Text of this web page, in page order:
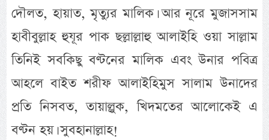
দৌলত, হায়াত, মৃত্যুর মালিক। আর নূরে মুজাসসাম
হাবীবুল্লাহ হুযূর পাক ছল্লাল্লাহু আলাইহি ওয়া সাল্লাম
তিনিই সবকিছু বণ্টনের মালিক এবং উনার পবিত্র
আহলে বাইত শরীফ আলাইহিমুস সালাম উনাদের
প্রতি নিসবত, তায়াল্লুক, খিদমতের আলোকেই এ
বণ্টন হয়। সুবহানাল্লাহ!